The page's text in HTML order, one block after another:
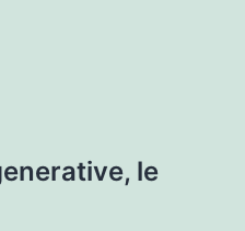
le